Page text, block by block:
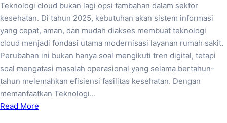
Teknologi cloud bukan lagi opsi tambahan dalam sektor
kesehatan. Di tahun 2025, kebutuhan akan sistem informasi
yang cepat, aman, dan mudah diakses membuat teknologi
cloud menjadi fondasi utama modernisasi layanan rumah sakit.
Perubahan ini bukan hanya soal mengikuti tren digital, tetapi
soal mengatasi masalah operasional yang selama bertahun-
tahun melemahkan efisiensi fasilitas kesehatan. Dengan
memanfaatkan Teknologi…
Read More